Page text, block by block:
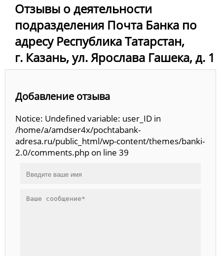
Отзывы о деятельности
подразделения Почта Банка по
адресу Республика Татарстан,
г. Казань, ул. Ярослава Гашека, д. 1
Добавление отзыва
Notice: Undefined variable: user_ID in
/home/a/amdser4x/pochtabank-
adresa.ru/public_html/wp-content/themes/banki-
2.0/comments.php on line 39